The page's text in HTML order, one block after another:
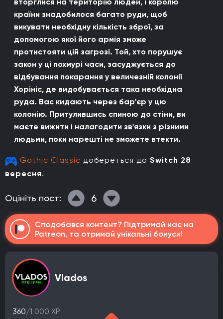
країни знадобилося багато руди, щоб
викувати необхідну кількість зброї, за
допомогою якої його армія зможе
протистояти цій загрозі. Той, хто порушує
закон у ці похмурі часи, засуджується до
відбування покарання у величезній колонії
Хорініс, де видобувається така необхідна
руда. Вас кидають через бар'єр у цю
колонію. Притулившись спиною до стіни, ви
маєте вижити і налагодити зв'язки з різними
людьми, поки нарешті не зможете втекти.
Gothic Classic добереться до Switch 28
вересня.
Оцініть пост: 6
Сподобався контент? Підтримай нас на
Patreon, та отримай унікальні бонуси!
Vlados
360/1 000 XP